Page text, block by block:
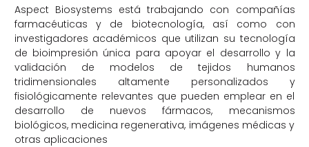
Aspect Biosystems está trabajando con compañías
farmacéuticas y de biotecnología, así como con
investigadores académicos que utilizan su tecnología
de bioimpresión única para apoyar el desarrollo y la
validación de modelos de tejidos humanos
tridimensionales altamente personalizados y
fisiológicamente relevantes que pueden emplear en el
desarrollo de nuevos fármacos, mecanismos
biológicos, medicina regenerativa, imágenes médicas y
otras aplicaciones